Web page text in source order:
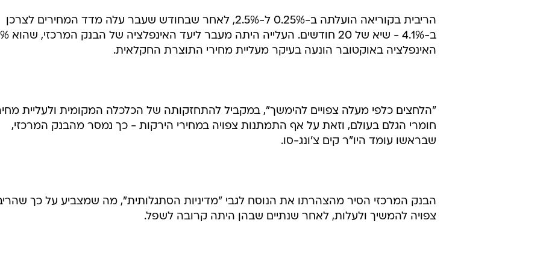
הריבית בקוריאה הועלתה ב-0.25% ל-2.5%, לאחר שבחודש שעבר עלה מדד המחירים לצרכן
האינפלציה באוקטובר הונעה בעיקר מעליית מחירי התוצרת החקלאית.
"הלחצים כלפי מעלה צפויים להימשך", במקביל להתחזקותה של הכלכלה המקומית ולעליית
חומרי הגלם בעולם, וזאת על אף התמתנות צפויה במחירי הירקות - כך נמסר מהבנק המרכזי,
שבראשו עומד היו"ר קים צ'ונג-סו.
הבנק המרכזי הסיר מהצהרתו את הנוסח לגבי "מדיניות הסתגלותית", מה שמצביע על כך
צפויה להמשיך ולעלות, לאחר שנתיים שבהן היתה קרובה לשפל.